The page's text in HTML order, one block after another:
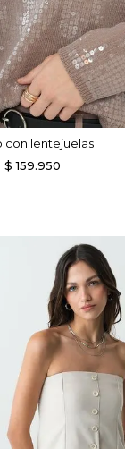
con lentejuelas
$ 159.950